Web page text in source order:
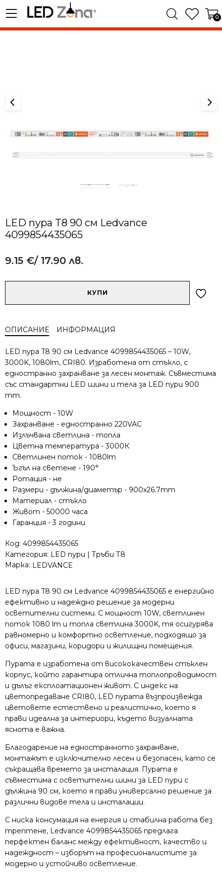
0
LED пура T8 90 см Ledvance
4099854435065
9.15 €/ 17.90 лв.
T8
см
Ledvance
4099854435065
КУПИ
ОПИСАНИЕ ИНФОРМАЦИЯ
LED пура T8 90 см Ledvance 4099854435065 – 10W,
3000K, 1080lm, CRI80. Изработена от стъкло, с
едностранно захранване за лесен монтаж. Съвместима
със стандартни LED шини и тела за LED пури 900
mm.
Мощност - 10W
Захранване - едностранно 220VAC
Излъчвана светлина - топла
Цветна температура - 3000К
Светлинен поток - 1080lm
Ъгъл на светене - 190°
Ротация - не
Размери - дължина/диаметър - 900x26.7mm
Материал - стъкло
Живот - 50000 часа
Гаранция - 3 години
Код: 4099854435065
Категория: LED пури | Тръби Т8
Марка: LEDVANCE
LED пура T8 90 см Ledvance 4099854435065 е енергийно
ефективно и надеждно решение за модерни
осветителни системи. С мощност 10W, светлинен
поток 1080 lm и топла светлина 3000K, тя осигурява
равномерно и комфортно осветление, подходящо за
офиси, магазини, коридори и жилищни помещения.
Пурата е изработена от висококачествен стъклен
корпус, който гарантира отлична топлопроводимост
и дълъг експлоатационен живот. С индекс на
цветопредаване CRI80, LED пурата възпроизвежда
цветовете естествено и реалистично, което я
прави идеална за интериори, където визуалната
яснота е важна.
Благодарение на едностранното захранване,
монтажът е изключително лесен и безопасен, като се
съкращава времето за инсталация. Пурата е
съвместима с осветителни шини за LED пури с
дължина 90 см, което я прави универсално решение за
различни видове тела и инсталации.
С ниска консумация на енергия и стабилна работа без
трептене, Ledvance 4099854435065 предлага
перфектен баланс между ефективност, качество и
надеждност – изборът на професионалистите за
модерно и устойчиво осветление.